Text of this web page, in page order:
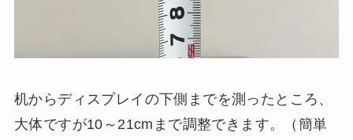
机からディスプレイの下側までを測ったところ、
大体ですが10～21cmまで調整できます。（簡単